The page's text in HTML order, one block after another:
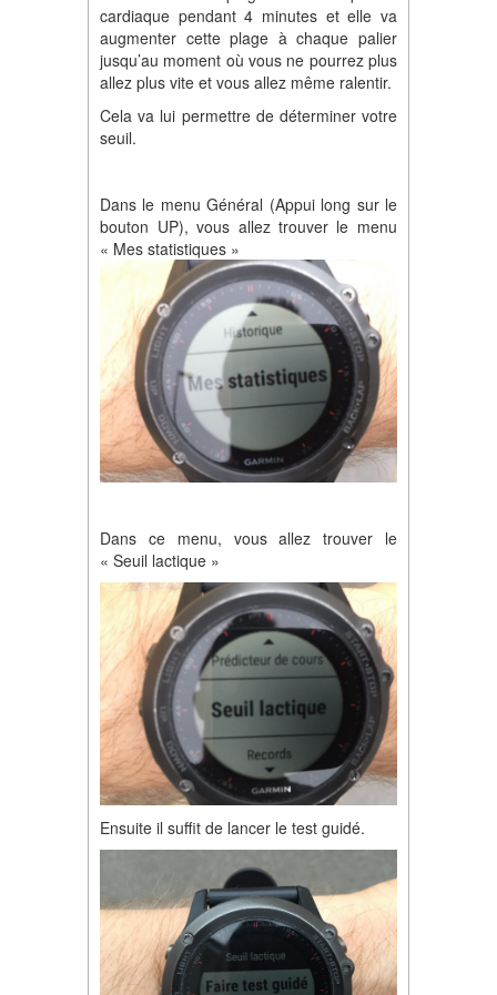
cardiaque pendant 4 minutes et elle va
augmenter cette plage à chaque palier
jusqu’au moment où vous ne pourrez plus
allez plus vite et vous allez même ralentir.
Cela va lui permettre de déterminer votre
seuil.
Dans le menu Général (Appui long sur le
bouton UP), vous allez trouver le menu
« Mes statistiques »
Dans ce menu, vous allez trouver le
« Seuil lactique »
Ensuite il suffit de lancer le test guidé.